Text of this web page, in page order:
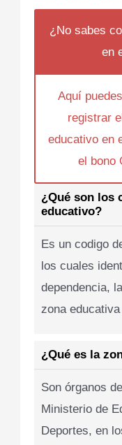
¿No sabes
en
Aquí
registrar
educativo en
el bono
¿Qué son los
educativo?
Es un codigo
los cuales
dependencia,
zona
¿Qué es la
Son órganos
Ministerio de
Deportes, en